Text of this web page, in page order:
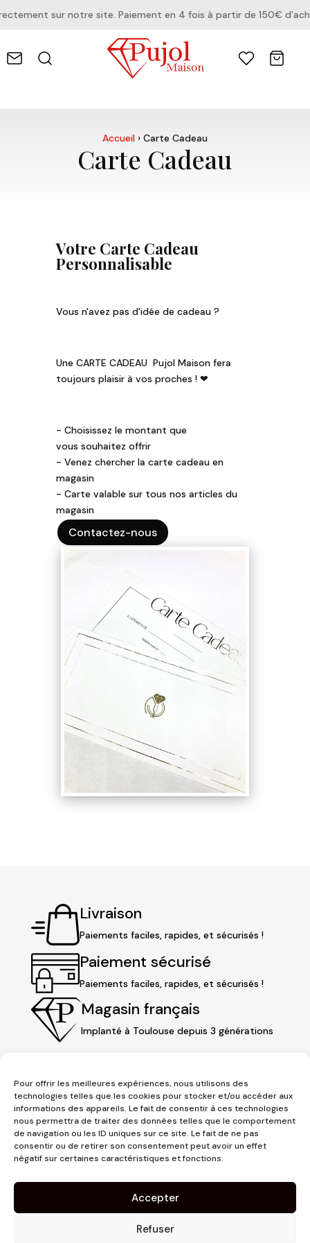
Pour offrir les meilleures expériences, nous utilisons des
technologies telles que les cookies pour stocker et/ou accéder aux
informations des appareils. Le fait de consentir à ces technologies
nous permettra de traiter des données telles que le comportement
de navigation ou les ID uniques sur ce site. Le fait de ne pas
consentir ou de retirer son consentement peut avoir un effet
négatif sur certaines caractéristiques et fonctions.
Accepter
Refuser
sur notre site. Paiement en 4 fois à partir de 150€
Accueil› Carte Cadeau
Carte Cadeau
Votre Carte Cadeau
Personnalisable
Vous n'avez pas d'idée de cadeau ?
Une CARTE CADEAU Pujol Maison fera
toujours plaisir à vos proches ! ❤
- Choisissez le montant que
vous souhaitez offrir
- Venez chercher la carte cadeau en
magasin
- Carte valable sur tous nos articles du
magasin
Contactez-nous
Livraison
Paiements faciles, rapides, et sécurisés !
Paiement sécurisé
Paiements faciles, rapides, et sécurisés !
Magasin français
Implanté à Toulouse depuis 3 générations
1er étage
contact@pujolmaison.com